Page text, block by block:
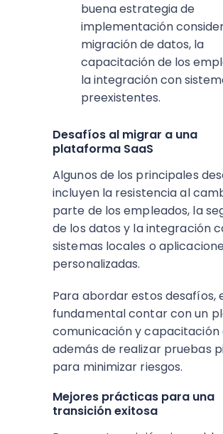
buena estrategia de
implementación
migración de datos, la
capacitación de los
la integración con
preexistentes.
Desafíos al migrar a una
plataforma SaaS
Algunos de los principales
incluyen la resistencia al
parte de los empleados, la
de los datos y la integración
sistemas locales o
personalizadas.
Para abordar estos desafíos,
fundamental contar con un
comunicación y capacitación
además de realizar pruebas
para minimizar riesgos.
Mejores prácticas para una
transición exitosa